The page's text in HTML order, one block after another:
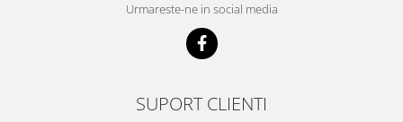
Urmareste-ne in social media
SUPORT CLIENTI